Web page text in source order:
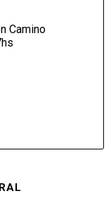
Camino